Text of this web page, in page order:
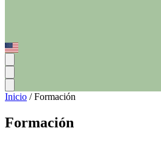
Inicio / Formación
Formación